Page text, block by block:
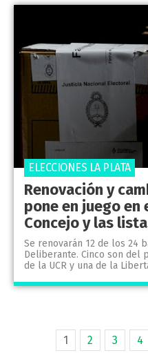
Renovación y
pone en juego en
Concejo y las
Se renovarán 12 de los 24
Deliberante. Cinco son del
de la UCR y una de la
ELECCIONES LA PLATA
1 2 3 4